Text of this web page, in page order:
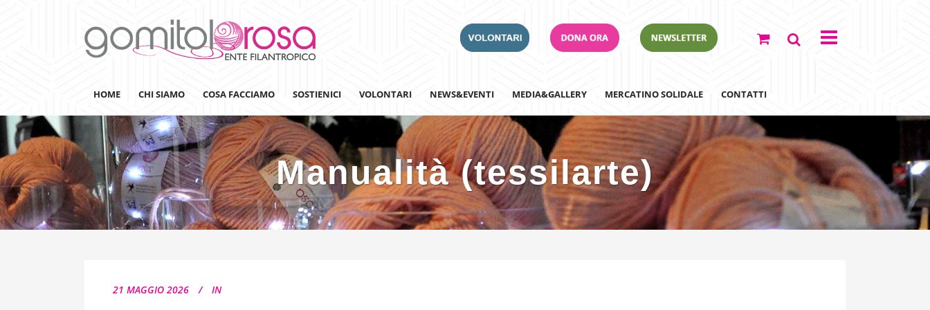
HOME CHI SIAMO COSA FACCIAMO
Lanaterapia
Ricerca
Sensibilizzazione
SOSTIENICI
Adotta un Ospedale
Team Building
VOLONTARI NEWS&EVENTI MEDIA&GALLERY MERCATINO SOLIDALE CONTATTI
Manualità (tessilarte)
21 MAGGIO 2026 IN